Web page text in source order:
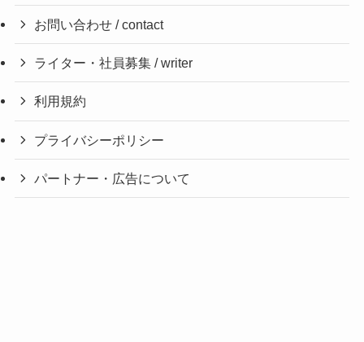
お問い合わせ / contact
ライター・社員募集 / writer
利用規約
プライバシーポリシー
パートナー・広告について